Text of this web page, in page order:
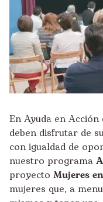
En Ayuda en
deben disfrutar de
con igualdad de
nuestro programa
proyecto Mujeres
mujeres que, a